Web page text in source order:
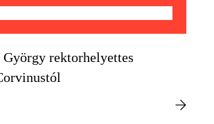
György rektorhelyettes